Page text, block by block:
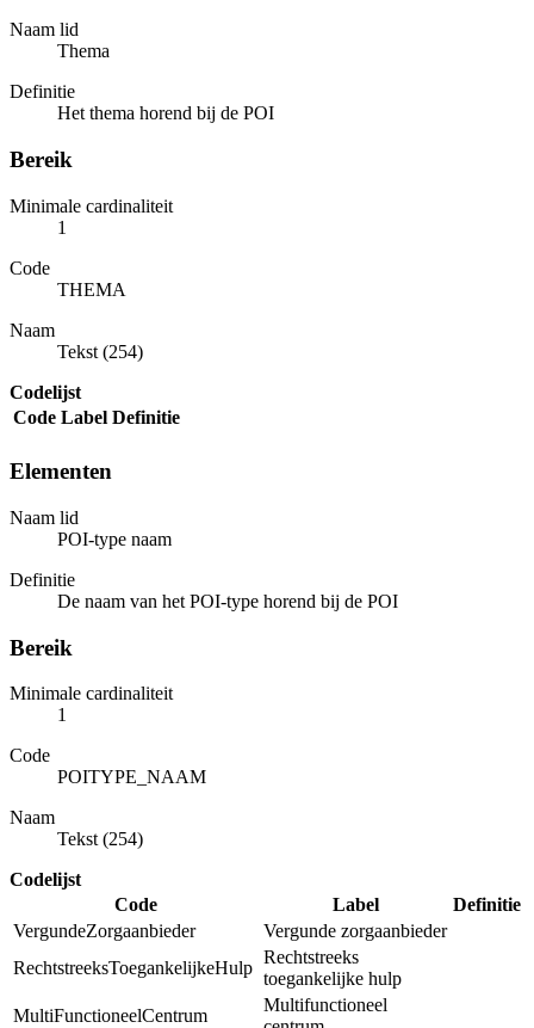
Naam lid
Thema
Definitie
Het thema horend bij de POI
Bereik
Minimale cardinaliteit
1
Code
THEMA
Naam
Tekst (254)
Codelijst
Code Label Definitie
Elementen
Naam lid
POI-type naam
Definitie
De naam van het POI-type horend bij de POI
Bereik
Minimale cardinaliteit
1
Code
POITYPE_NAAM
Naam
Tekst (254)
Codelijst
Code
Label
Definitie
VergundeZorgaanbieder
Vergunde zorgaanbieder
RechtstreeksToegankelijkeHulp
Rechtstreeks
toegankelijke hulp
MultiFunctioneelCentrum
Multifunctioneel